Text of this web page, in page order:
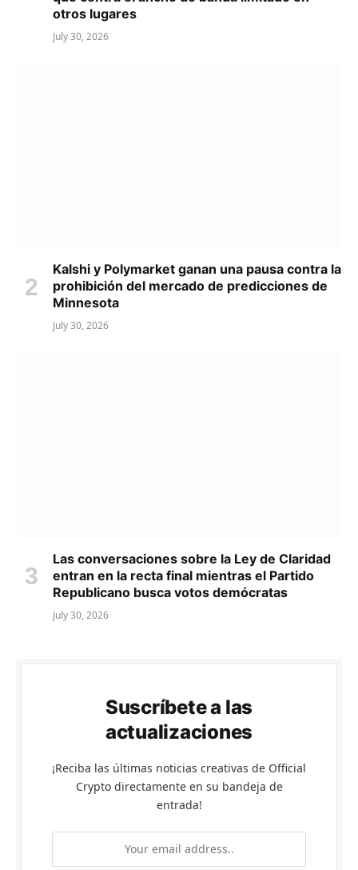
otros lugares
July 30, 2026
Kalshi y Polymarket ganan una pausa contra la
prohibición del mercado de predicciones de
Minnesota
July 30, 2026
Las conversaciones sobre la Ley de Claridad
entran en la recta final mientras el Partido
Republicano busca votos demócratas
July 30, 2026
Suscríbete a las
actualizaciones
¡Reciba las últimas noticias creativas de Official
Crypto directamente en su bandeja de
entrada!